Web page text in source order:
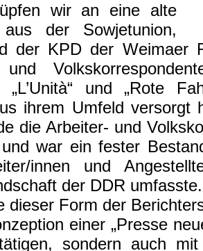
wir an eine alte
der Sowjetunion,
der KPD der Weimaer
und
„L’Unità“ und „Rote
ihrem Umfeld versorgt
die Arbeiter- und
war ein fester
innen und
der DDR umfasste.
dieser Form der
einer „Presse
sondern auch